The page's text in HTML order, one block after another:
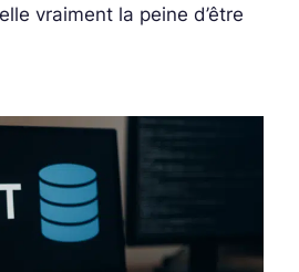
vraiment la peine d’être